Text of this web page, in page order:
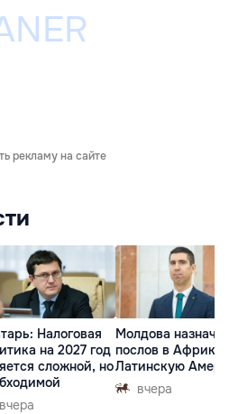
рекламу на сайте
Налоговая
на 2027 год
сложной, но
вчера
Молдова
послов в Африку
Латинскую
вчера